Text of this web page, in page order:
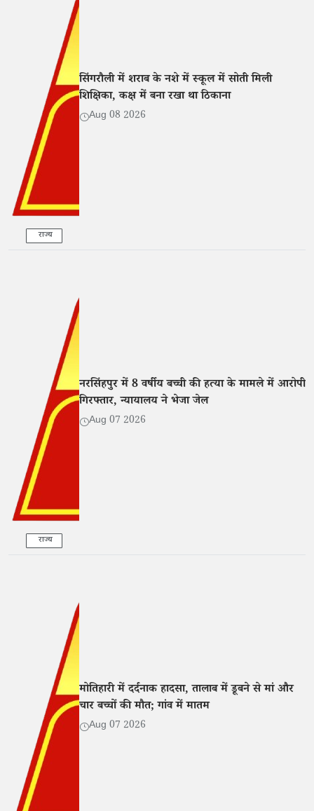
राज्य
सिंगरौली में शराब के नशे में स्कूल में सोती मिली
शिक्षिका, कक्ष में बना रखा था ठिकाना
Aug 08 2026
राज्य
नरसिंहपुर में 8 वर्षीय बच्ची की हत्या के मामले में आरोपी
गिरफ्तार, न्यायालय ने भेजा जेल
Aug 07 2026
मोतिहारी में दर्दनाक हादसा, तालाब में डूबने से मां और
चार बच्चों की मौत; गांव में मातम
Aug 07 2026